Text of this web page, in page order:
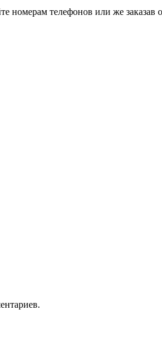
номерам телефонов или же заказав